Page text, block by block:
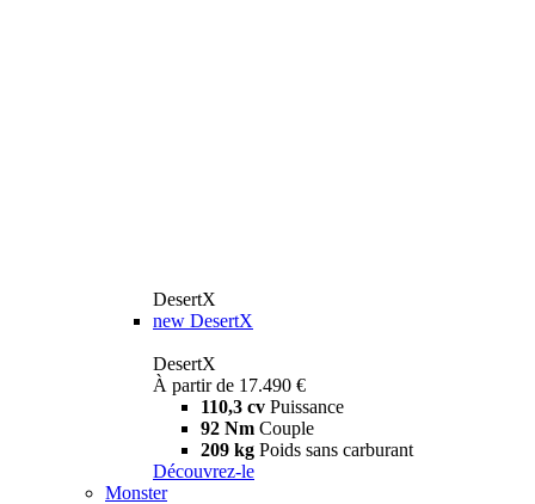
DesertX
new DesertX
DesertX
À partir de 17.490 €
110,3 cv Puissance
92 Nm Couple
209 kg Poids sans carburant
Découvrez-le
Monster